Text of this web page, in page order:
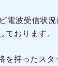
電波受信状
ております。
を持ったス